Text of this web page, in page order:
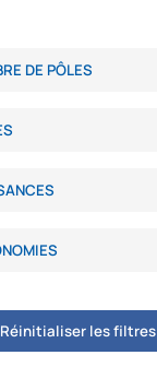
Réinitialiser les filtres